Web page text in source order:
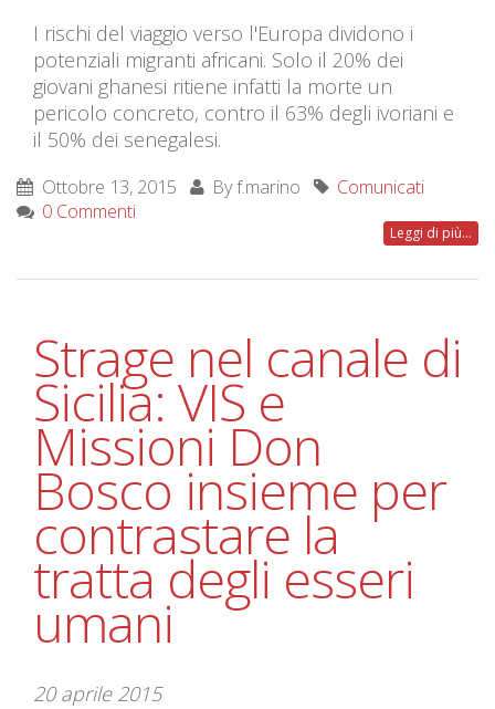
I rischi del viaggio verso l'Europa dividono i
potenziali migranti africani. Solo il 20% dei
giovani ghanesi ritiene infatti la morte un
pericolo concreto, contro il 63% degli ivoriani e
il 50% dei senegalesi.
Ottobre 13, 2015 Byf.marino
Comunicati
0 Commenti
Leggi di più...
Strage nel canale di
Sicilia: VIS e
Missioni Don
Bosco insieme per
contrastare la
tratta degli esseri
umani
20 aprile 2015